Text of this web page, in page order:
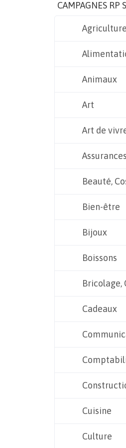
CAMPAGNES RP
Agriculture
Animaux
Art
Art de
Assurances
Beauté,
Bien-être
Bijoux
Boissons
Bricolage,
Cadeaux
Cuisine
Culture